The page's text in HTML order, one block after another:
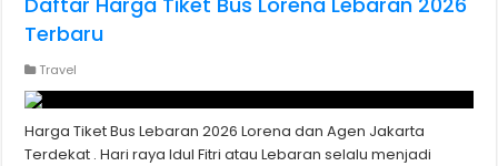
Terbaru
Travel
Harga Tiket Bus Lebaran 2026 Lorena dan Agen Jakarta
Terdekat . Hari raya Idul Fitri atau Lebaran selalu menjadi